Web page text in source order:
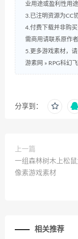
业用途或盈利性用
3.已注明资源为CC
4.付费下载并非购
需商用请联系原作者
5.更多游戏素材，
游素网 » RPG科幻
分享到：
上一篇
一组森林树木上松
像素游戏素材
相关推荐